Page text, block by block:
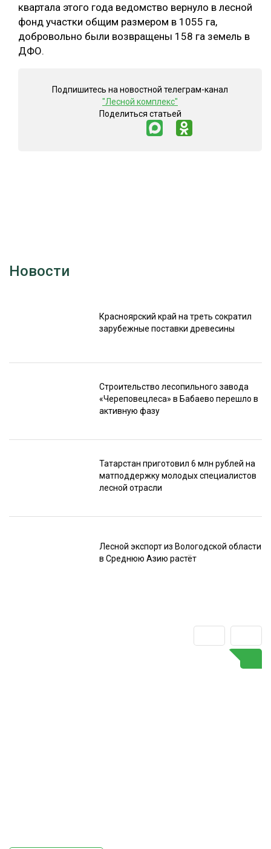
квартала этого года ведомство вернуло в лесной
фонд участки общим размером в 1055 га,
добровольно были возвращены 158 га земель в
ДФО.
Подпишитесь на новостной телеграм-канал
"Лесной комплекс"
Поделиться статьей
Новости
Красноярский край на треть сократил
зарубежные поставки древесины
Строительство лесопильного завода
«Череповецлеса» в Бабаево перешло в
активную фазу
Татарстан приготовил 6 млн рублей на
матподдержку молодых специалистов
лесной отрасли
Лесной экспорт из Вологодской области
в Среднюю Азию растёт